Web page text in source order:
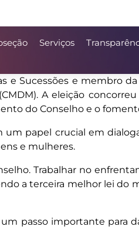
Serviços
e Sucessões e membro
A eleição
do Conselho e o
papel crucial em
e mulheres.
Trabalhar no
a terceira melhor lei
passo importante